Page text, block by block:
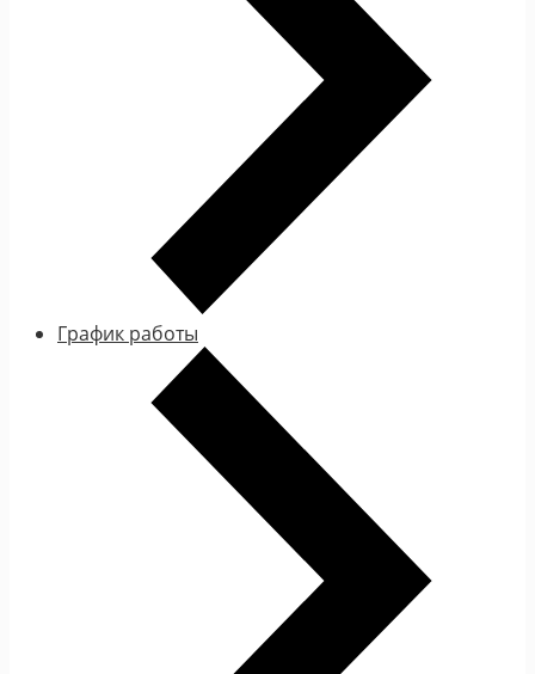
График работы